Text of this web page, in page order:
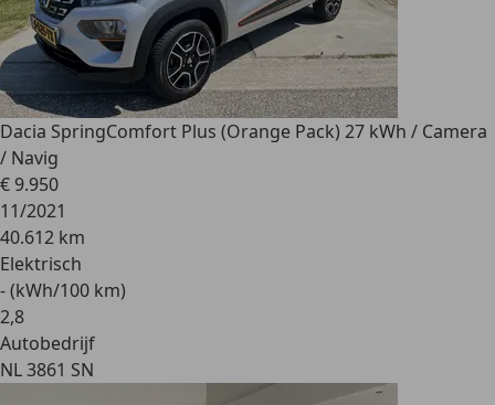
Dacia SpringComfort Plus (Orange Pack) 27 kWh / Camera
/ Navig
€ 9.950
11/2021
40.612 km
Elektrisch
- (kWh/100 km)
2,8
Autobedrijf
NL 3861 SN